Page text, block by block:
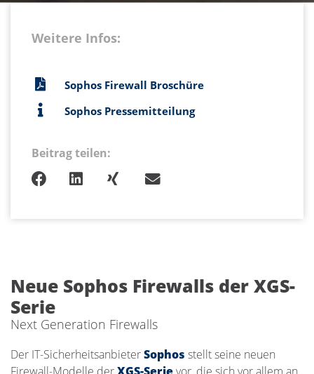
Weitere Infos:
Sophos Firewall Broschüre
Sophos Pressemitteilung
Beitrag teilen:
Neue Sophos Firewalls der XGS-
Serie
Next Generation Firewalls
Der IT-SicherheitsanbieterSophos stellt seine neuen